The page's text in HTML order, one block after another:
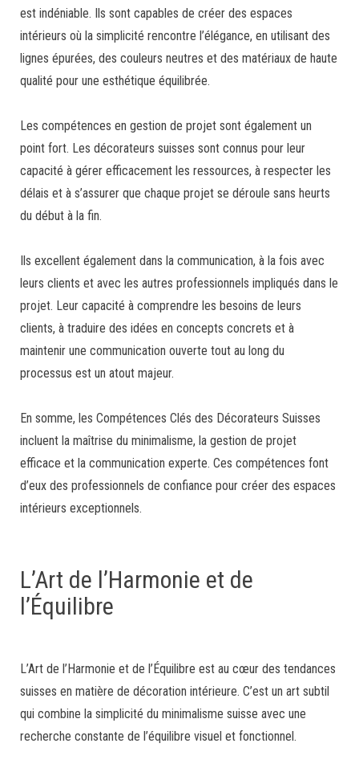
est indéniable. Ils sont capables de créer des espaces
intérieurs où la simplicité rencontre l’élégance, en utilisant des
lignes épurées, des couleurs neutres et des matériaux de haute
qualité pour une esthétique équilibrée.
Les compétences en gestion de projet sont également un
point fort. Les décorateurs suisses sont connus pour leur
capacité à gérer efficacement les ressources, à respecter les
délais et à s’assurer que chaque projet se déroule sans heurts
du début à la fin.
Ils excellent également dans la communication, à la fois avec
leurs clients et avec les autres professionnels impliqués dans le
projet. Leur capacité à comprendre les besoins de leurs
clients, à traduire des idées en concepts concrets et à
maintenir une communication ouverte tout au long du
processus est un atout majeur.
En somme, les Compétences Clés des Décorateurs Suisses
incluent la maîtrise du minimalisme, la gestion de projet
efficace et la communication experte. Ces compétences font
d’eux des professionnels de confiance pour créer des espaces
intérieurs exceptionnels.
L’Art de l’Harmonie et de
l’Équilibre
L’Art de l’Harmonie et de l’Équilibre est au cœur des tendances
suisses en matière de décoration intérieure. C’est un art subtil
qui combine la simplicité du minimalisme suisse avec une
recherche constante de l’équilibre visuel et fonctionnel.